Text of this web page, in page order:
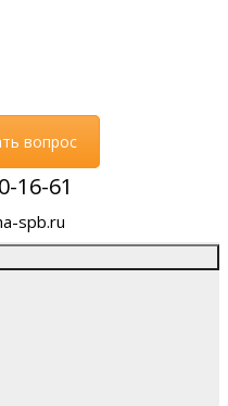
вопрос
16-61
spb.ru